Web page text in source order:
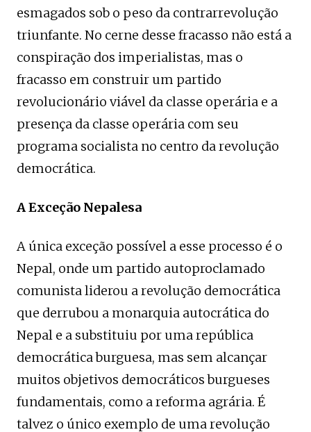
esmagados sob o peso da contrarrevolução
triunfante. No cerne desse fracasso não está a
conspiração dos imperialistas, mas o
fracasso em construir um partido
revolucionário viável da classe operária e a
presença da classe operária com seu
programa socialista no centro da revolução
democrática.
A Exceção Nepalesa
A única exceção possível a esse processo é o
Nepal, onde um partido autoproclamado
comunista liderou a revolução democrática
que derrubou a monarquia autocrática do
Nepal e a substituiu por uma república
democrática burguesa, mas sem alcançar
muitos objetivos democráticos burgueses
fundamentais, como a reforma agrária. É
talvez o único exemplo de uma revolução